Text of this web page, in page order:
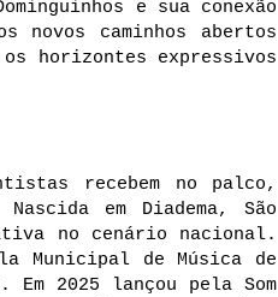
e sua conexão
novos caminhos abertos
os horizontes expressivos
recebem no palco,
em Diadema, São
no cenário nacional.
Municipal de Música de
2025 lançou pela Som